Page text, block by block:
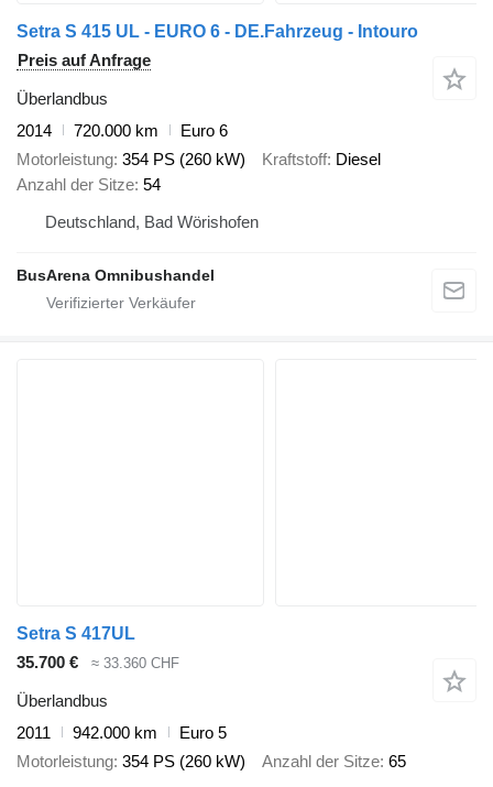
Setra S 415 UL - EURO 6 - DE.Fahrzeug - Intouro
Preis auf Anfrage
Überlandbus
2014
720.000 km
Euro 6
Motorleistung 354 PS (260 kW) Kraftstoff Diesel
Anzahl der Sitze 54
Deutschland, Bad Wörishofen
BusArena Omnibushandel
Setra S 417UL
35.700 €
≈ 33.360 CHF
Überlandbus
2011
942.000 km
Euro 5
Motorleistung 354 PS (260 kW) Anzahl der Sitze 65